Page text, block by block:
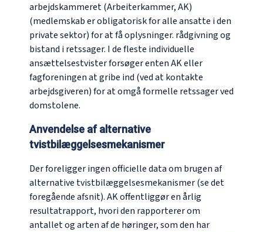
arbejdskammeret (Arbeiterkammer, AK)
(medlemskab er obligatorisk for alle ansatte i den
private sektor) for at få oplysninger. rådgivning og
bistand i retssager. I de fleste individuelle
ansættelsestvister forsøger enten AK eller
fagforeningen at gribe ind (ved at kontakte
arbejdsgiveren) for at omgå formelle retssager ved
domstolene.
Anvendelse af alternative
tvistbilæggelsesmekanismer
Der foreligger ingen officielle data om brugen af
alternative tvistbilæggelsesmekanismer (se det
foregående afsnit). AK offentliggør en årlig
resultatrapport, hvori den rapporterer om
antallet og arten af de høringer, som den har